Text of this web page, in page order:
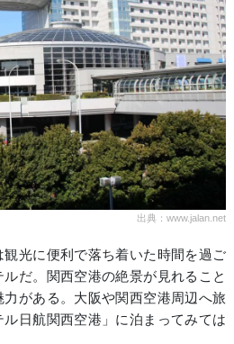
出典：www.jalan.net
観光に便利で落ち着いた時間を過ご
だ。関西空港の絶景が見れること
がある。大阪や関西空港周辺へ旅
日航関西空港」に泊まってみては